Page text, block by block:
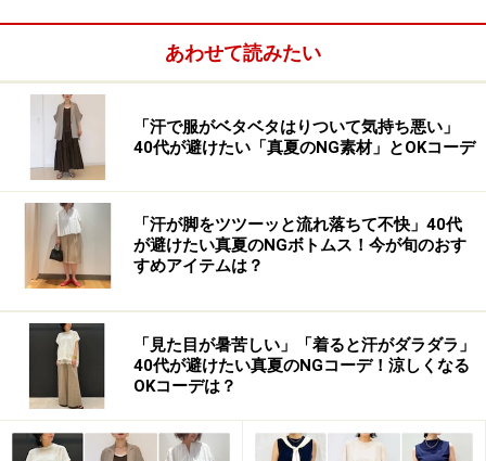
特に春に大人女性に避けてほしいのは、首の開いたチュ
ニック＆太めデニムのコーデ。ウエストやヒップが隠れ
て、少しデザインも入っていてシンプルすぎないチュニ
ックは、体型カバーに便利。ですが首元の肌が出ている
トップスに、太くてゆるめのデニムを合わせると、だら
しない雰囲気に。ボトムスを細身にするなどして、しっ
かりメリハリを。
あわせて読みたい
「汗で服がベタベタはりついて気持ち悪い」
40代が避けたい「真夏のNG素材」とOKコーデ
「汗が脚をツツーッと流れ落ちて不快」40代
が避けたい真夏のNGボトムス！今が旬のおす
すめアイテムは？
「見た目が暑苦しい」「着ると汗がダラダラ」
40代が避けたい真夏のNGコーデ！涼しくなる
OKコーデは？